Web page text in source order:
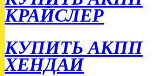
КРАЙСЛЕР
КУПИТЬ АКПП
ХЕНДАЙ